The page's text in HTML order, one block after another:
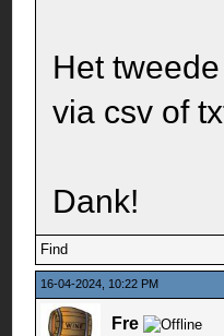
Het
via csv of
Dank!
Find
16-04-2024, 10:22 PM
Fre